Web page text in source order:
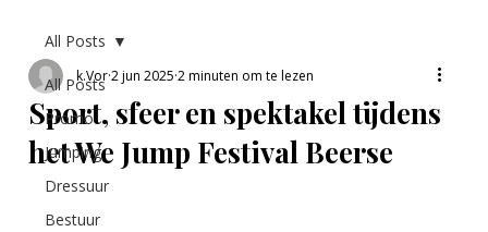
All Posts
Promo
Jumping
Dressuur
Bestuur
All Posts
Sport, sfeer en spektakel tijdens
het We Jump Festival Beerse
k.Vor2 jun 2025 2 minuten om te lezen